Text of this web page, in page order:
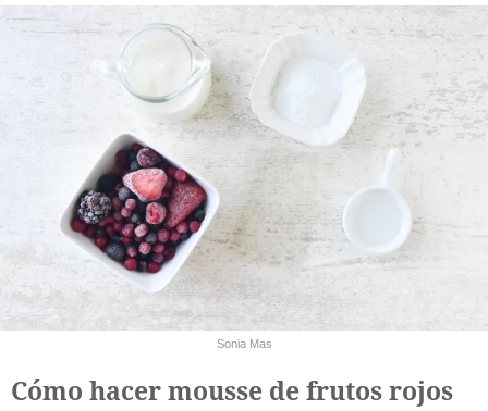
Sonia Mas
Cómo hacer mousse de frutos rojos